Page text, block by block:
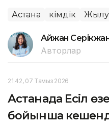
Астана Әкімдік Жылу
Айжан
Авторлар
21:42, 07 Тамыз 2026
Астанада Есіл
бойынша